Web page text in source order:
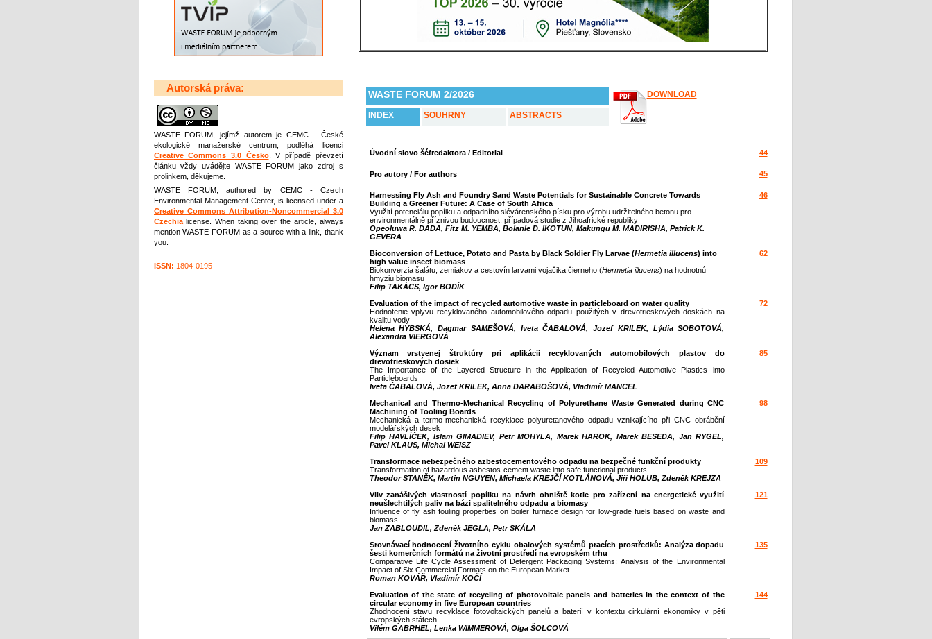
WASTE FORUM 2/2026 DOWN LOAD
INDEX SOU HRNY ABSTRACTS
Úvodní slovo šéfredaktora / Editorial 44
Pro autory / For authors 45
Harnessing Fly Ash and Foundry Sand Waste Potentials for Sustainable Concrete Towards
Building a Greener Future: A Case of South Africa
Využití potenciálu popílku a odpadního slévárenského písku pro výrobu udržitelného betonu pro
environmentálně příznivou budoucnost: případová studie z Jihoafrické republiky
Opeoluwa R. DADA, Fitz M. YEMBA, Bolanle D. IKOTUN, Makungu M. MADIRISHA, Patrick K.
GEVERA
46
Bioconversion of Lettuce, Potato and Pasta by Black Soldier Fly Larvae (Hermetia illucens) into
high value insect biomass
Biokonverzia šalátu, zemiakov a cestovín larvami vojačika čierneho (Hermetia illucens) na hodnotnú
hmyziu biomasu
Filip TAKÁCS, Igor BODÍK
62
Evaluation of the impact of recycled automotive waste in particleboard on water quality
Hodnotenie vplyvu recyklovaného automobilového odpadu použitých v drevotrieskových doskách na
kvalitu vody
Helena HYBSKÁ, Dagmar SAMEŠOVÁ, Iveta ČABALOVÁ, Jozef KRILEK, Lýdia SOBOTOVÁ,
Alexandra VIERGOVÁ
72
Význam vrstvenej štruktúry pri aplikácii recyklovaných automobilových plastov do
drevotrieskových dosiek
The Importance of the Layered Structure in the Application of Recycled Automotive Plastics into
Particleboards
Iveta ČABALOVÁ, Jozef KRILEK, Anna DARABOŠOVÁ, Vladimír MANCEL
85
Mechanical and Thermo-Mechanical Recycling of Polyurethane Waste Generated during CNC
Machining of Tooling Boards
Mechanická a termo-mechanická recyklace polyuretanového odpadu vznikajícího při CNC obrábění
modelářských desek
Filip HAVLÍČEK, Islam GIMADIEV, Petr MOHYLA, Marek HAROK, Marek BESEDA, Jan RYGEL,
Pavel KLAUS, Michal WEISZ
98
Transformace nebezpečného azbestocementového odpadu na bezpečné funkční produkty
Transformation of hazardous asbestos-cement waste into safe functional products
Theodor STANĚK, Martin NGUYEN, Michaela KREJČÍ KOTLÁNOVÁ, Jiří HOLUB, Zdeněk KREJZA
109
Vliv zanášivých vlastností popílku na návrh ohniště kotle pro zařízení na energetické využití
neušlechtilých paliv na bázi spalitelného odpadu a biomasy
Influence of fly ash fouling properties on boiler furnace design for low-grade fuels based on waste and
biomass
Jan ZABLOUDIL, Zdeněk JEGLA, Petr SKÁLA
121
Srovnávací hodnocení životního cyklu obalových systémů pracích prostředků: Analýza dopadu
šesti komerčních formátů na životní prostředí na evropském trhu
Comparative Life Cycle Assessment of Detergent Packaging Systems: Analysis of the Environmental
Impact of Six Commercial Formats on the European Market
Roman KOVÁŘ, Vladimír KOČÍ
135
Evaluation of the state of recycling of photovoltaic panels and batteries in the context of the
circular economy in five European countries
Zhodnocení stavu recyklace fotovoltaických panelů a baterií v kontextu cirkulární ekonomiky v pěti
evropských státech
Vilém GABRHEL, Lenka WIMMEROVÁ, Olga ŠOLCOVÁ
144
Autorská práva:
WASTE FORUM, jejímž autorem je CEMC - České
ekologické manažerské centrum, podléhá licenci
Creative Commons 3.0 Česko. V případě převzetí
článku vždy uvádějte WASTE FORUM jako zdroj s
prolinkem, děkujeme.
WASTE FORUM, authored by CEMC - Czech
Environmental Management Center, is licensed under a
Creative Commons Attribution-Noncommercial 3.0
Czechialicense. When taking over the article, always
mention WASTE FORUM as a source with a link, thank
you.
ISSN: 1804-0195